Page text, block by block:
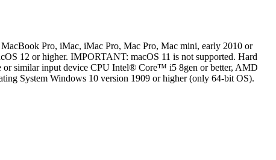
Pro, iMac, iMac Pro, Mac Pro, Mac mini, early 2010 or
12 or higher. IMPORTANT: macOS 11 is not supported. Hard
or similar input device CPU Intel® Core™ i5 8gen or better, AMD
System Windows 10 version 1909 or higher (only 64-bit OS).